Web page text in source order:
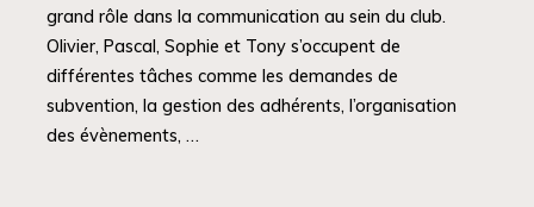
grand rôle dans la communication au sein du club.
Olivier, Pascal, Sophie et Tony s’occupent de
différentes tâches comme les demandes de
subvention, la gestion des adhérents, l’organisation
des évènements, …